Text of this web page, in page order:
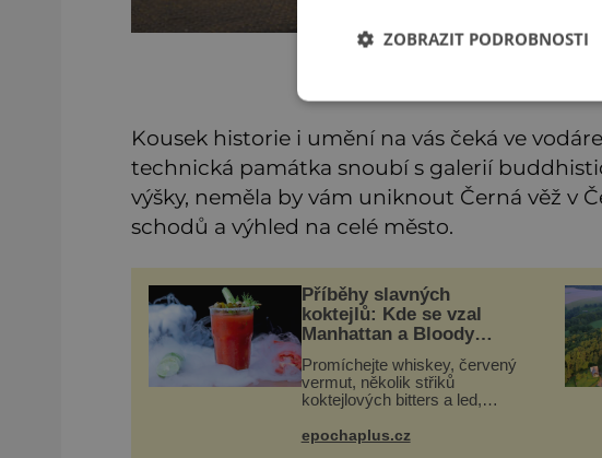
Černá věž v Českých
Kousek historie i umění na vás čeká ve
technická památka snoubí s galerií
výšky, neměla by vám uniknout Černá věž v
schodů a výhled na celé město.
Příběhy slavných
koktejlů: Kde se vzal
Manhattan a Bloody
Mary?
Promíchejte whiskey, červený
vermut, několik střiků
koktejlových bitters a led,
třešinkou a tadá… Manhattan je
epochaplus.cz
ZOBRAZIT PODROBNOSTI